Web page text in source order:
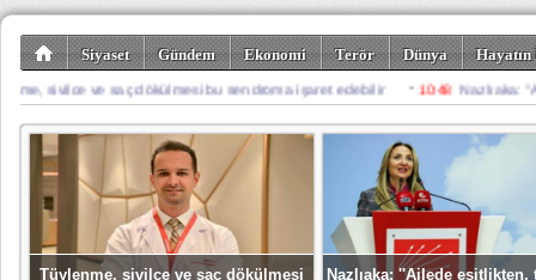
Siyaset Gündem Ekonomi Terör Dünya
Kültür-Sanat
Bilim-Teknoloji Gezi-Turizm Spor Misafir
Tüylenme, sivilce ve saç dökülmesi
Nazlıaka: ''Ailede eşitlikten,